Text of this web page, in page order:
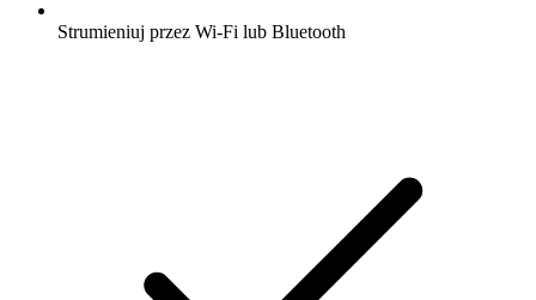
Strumieniuj przez Wi-Fi lub Bluetooth